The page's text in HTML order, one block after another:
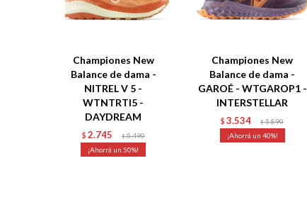
Championes New
Balance de dama -
NITREL V 5 -
WTNTRTI5 -
DAYDREAM
$ 2.745 $ 5.490
50
Championes New
Balance de dama -
GAROÉ - WTGAROP1 -
INTERSTELLAR
$ 3.534 $ 5.890
40